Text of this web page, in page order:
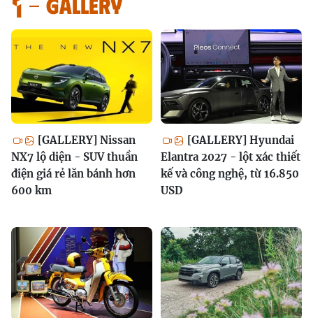
[GALLERY] Nissan
NX7 lộ diện - SUV thuần
điện giá rẻ lăn bánh hơn
600 km
[GALLERY] Hyundai
Elantra 2027 - lột xác thiết
kế và công nghệ, từ 16.850
USD